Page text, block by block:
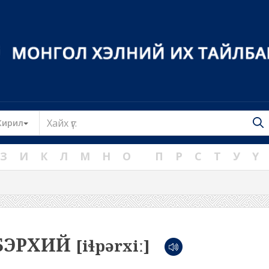
Toggle Dropdown
З И К Л М Н О П Р С Т У Ү
[iɬpərxiː]